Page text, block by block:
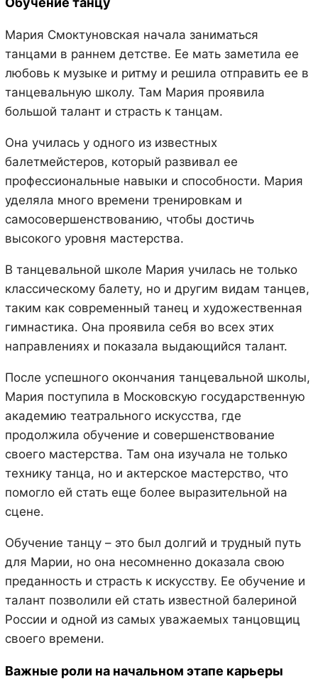
Мария Смоктуновская начала заниматься
танцами в раннем детстве. Ее мать заметила ее
любовь к музыке и ритму и решила отправить ее в
танцевальную школу. Там Мария проявила
большой талант и страсть к танцам.
Она училась у одного из известных
балетмейстеров, который развивал ее
профессиональные навыки и способности. Мария
уделяла много времени тренировкам и
самосовершенствованию, чтобы достичь
высокого уровня мастерства.
В танцевальной школе Мария училась не только
классическому балету, но и другим видам танцев,
таким как современный танец и художественная
гимнастика. Она проявила себя во всех этих
направлениях и показала выдающийся талант.
После успешного окончания танцевальной школы,
Мария поступила в Московскую государственную
академию театрального искусства, где
продолжила обучение и совершенствование
своего мастерства. Там она изучала не только
технику танца, но и актерское мастерство, что
помогло ей стать еще более выразительной на
сцене.
Обучение танцу – это был долгий и трудный путь
для Марии, но она несомненно доказала свою
преданность и страсть к искусству. Ее обучение и
талант позволили ей стать известной балериной
России и одной из самых уважаемых танцовщиц
своего времени.
Важные роли на начальном этапе карьеры